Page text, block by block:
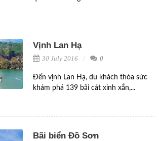
Vịnh Lan Hạ
30 July 2016 0
Đến vịnh Lan Hạ, du khách thỏa sức
khám phá 139 bãi cát xinh xắn,...
Bãi biển Đồ Sơn